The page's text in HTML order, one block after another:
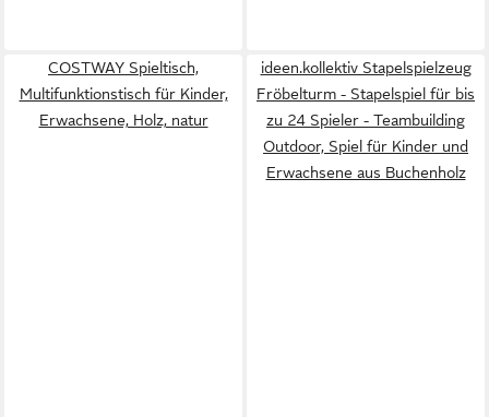
COSTWAY Spieltisch,
Multifunktionstisch für Kinder,
Erwachsene, Holz, natur
ideen.kollektiv Stapelspielzeug
Fröbelturm - Stapelspiel für bis
zu 24 Spieler - Teambuilding
Outdoor, Spiel für Kinder und
Erwachsene aus Buchenholz